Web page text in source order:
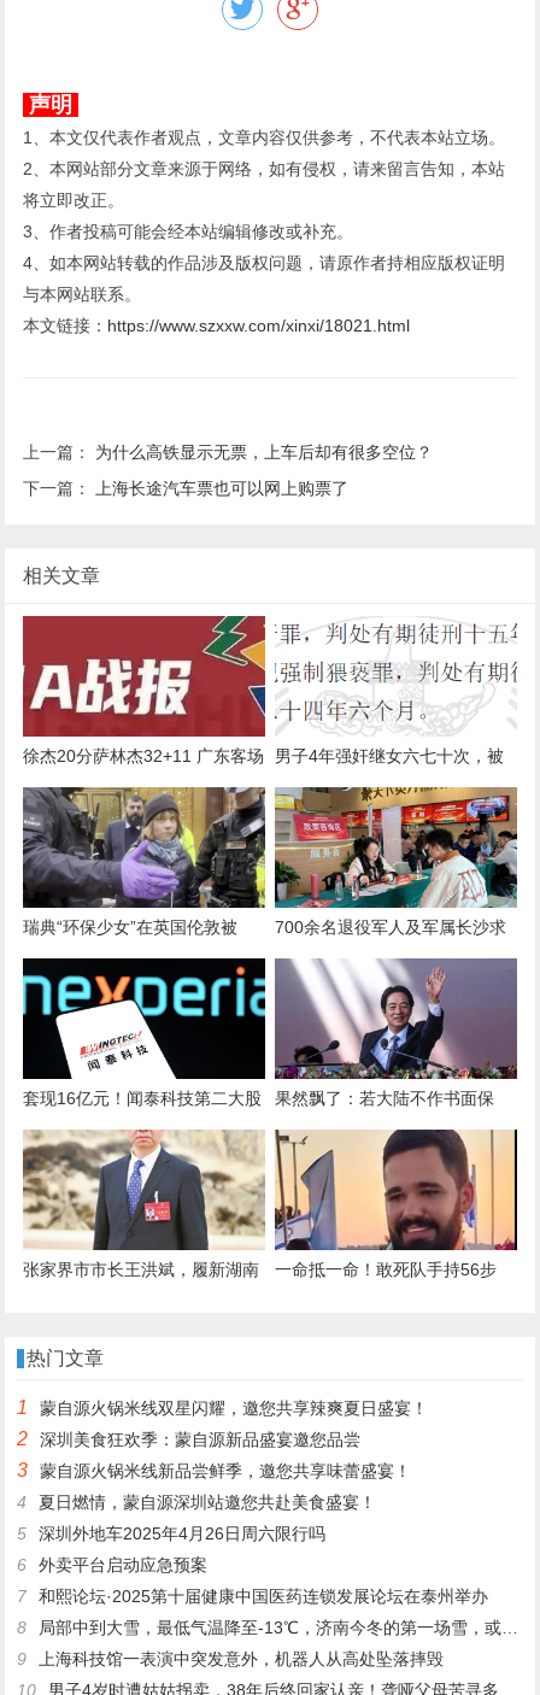
声明
1、本文仅代表作者观点，文章内容仅供参考，不代表本站立场。
2、本网站部分文章来源于网络，如有侵权，请来留言告知，本站
将立即改正。
3、作者投稿可能会经本站编辑修改或补充。
4、如本网站转载的作品涉及版权问题，请原作者持相应版权证明
与本网站联系。
本文链接： https://www.szxxw.com/xinxi/18021.html
上一篇： 为什么高铁显示无票，上车后却有很多空位？
下一篇：
上海长途汽车票也可以网上购票了
相关文章
徐杰20分萨林杰32+11 广东客场
击败广州豪取5连胜
男子4年强奸继女六七十次，被
判24年半
瑞典“环保少女”在英国伦敦被
捕，因其参加支持巴勒斯坦的抗
议活动
700余名退役军人及军属长沙求
职，165人达成意向
套现16亿元！闻泰科技第二大股
东拟减持不超过3733万股
果然飘了：若大陆不作书面保
证，台湾将拒绝出席！国台办一
句话定调
张家界市市长王洪斌，履新湖南
会副主任委员
一命抵一命！敢死队手持56步
热门文章
1 蒙自源火锅米线双星闪耀，邀您共享辣爽夏日盛宴！
2 深圳美食狂欢季：蒙自源新品盛宴邀您品尝
3
蒙自源火锅米线新品尝鲜季，邀您共享味蕾盛宴！
4
夏日燃情，蒙自源深圳站邀您共赴美食盛宴！
5
深圳外地车2025年4月26日周六限行吗
6
外卖平台启动应急预案
7
和熙论坛·2025第十届健康中国医药连锁发展论坛在泰州举办
8
局部中到大雪，最低气温降至-13℃，济南今冬的第一场雪，或跟去年同一时间！
9
上海科技馆一表演中突发意外，机器人从高处坠落摔毁
10
男子4岁时遭姑姑拐卖，38年后终回家认亲！聋哑父母苦寻多年，母亲已抱憾离世丨红星寻人